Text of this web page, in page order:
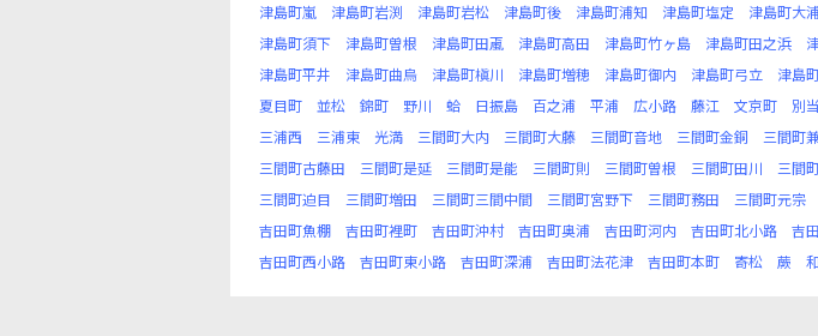
津島町嵐
津島町岩渕 津島町岩松 津島町後 津島町浦知 津島町塩定 津島町大
津島町須下
津島町曽根 津島町田颪 津島町高田 津島町竹ヶ島 津島町田之浜
津島町平井
津島町曲烏 津島町槇川 津島町増穂 津島町御内 津島町弓立 津島
夏目町
並松 錦町 野川 蛤 日振島 百之浦 平浦 広小路 藤江 文京町 別当
三浦西
三浦東 光満 三間町大内 三間町大藤 三間町音地 三間町金銅 三間町
三間町古藤田
三間町是延 三間町是能 三間町則 三間町曽根 三間町田川 三間
三間町迫目
三間町増田 三間町三間中間 三間町宮野下 三間町務田 三間町元宗
吉田町魚棚
吉田町裡町 吉田町沖村 吉田町奥浦 吉田町河内 吉田町北小路 吉
吉田町西小路
吉田町東小路 吉田町深浦 吉田町法花津 吉田町本町 寄松 蕨